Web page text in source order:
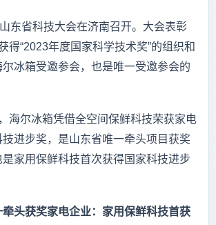
省科技大会在济南召开。大会表彰
得“2023年度国家科学技术奖”的组织和
冰箱受邀参会，也是唯一受邀参会的
尔冰箱凭借全空间保鲜科技荣获家电
进步奖，是山东省唯一牵头项目获奖
家用保鲜科技首次获得国家科技进步
获奖家电企业：家用保鲜科技首获